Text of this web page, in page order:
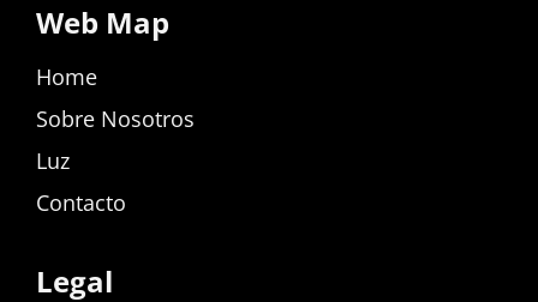
Web Map
Home
Sobre Nosotros
Luz
Contacto
Legal